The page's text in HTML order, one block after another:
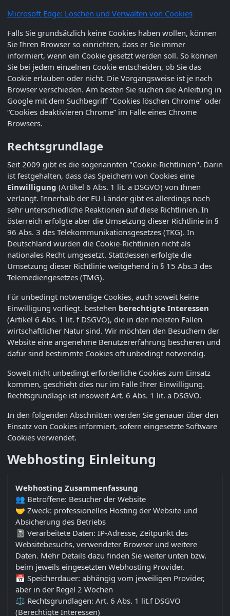
Microsoft Edge: Löschen und Verwalten von Cookies
Falls Sie grundsätzlich keine Cookies haben wollen, können
Sie Ihren Browser so einrichten, dass er Sie immer
informiert, wenn ein Cookie gesetzt werden soll. So können
Sie bei jedem einzelnen Cookie entscheiden, ob Sie das
Cookie erlauben oder nicht. Die Vorgangsweise ist je nach
Browser verschieden. Am besten Sie suchen die Anleitung in
Google mit dem Suchbegriff "Cookies löschen Chrome" oder
“Cookies deaktivieren Chrome” im Falle eines Chrome
Browsers.
Rechtsgrundlage
Seit 2009 gibt es die sogenannten "Cookie-Richtlinien". Darin
ist festgehalten, dass das Speichern von Cookies eine
Einwilligung (Artikel 6 Abs. 1 lit. a DSGVO) von Ihnen
verlangt. Innerhalb der EU-Länder gibt es allerdings noch
sehr unterschiedliche Reaktionen auf diese Richtlinien. In
österreich erfolgte aber die Umsetzung dieser Richtlinie in §
96 Abs. 3 des Telekommunikationsgesetzes (TKG). In
Deutschland wurden die Cookie-Richtlinien nicht als
nationales Recht umgesetzt. Stattdessen erfolgte die
Umsetzung dieser Richtlinie weitgehend in § 15 Abs.3 des
Telemediengesetzes (TMG).
Für unbedingt notwendige Cookies, auch soweit keine
Einwilligung vorliegt. bestehen berechtigte Interessen
(Artikel 6 Abs. 1 lit. f DSGVO), die in den meisten Fällen
wirtschaftlicher Natur sind. Wir möchten den Besuchern der
Website eine angenehme Benutzererfahrung bescheren und
dafür sind bestimmte Cookies oft unbedingt notwendig.
Soweit nicht unbedingt erforderliche Cookies zum Einsatz
kommen, geschieht dies nur im Falle Ihrer Einwilligung.
Rechtsgrundlage ist insoweit Art. 6 Abs. 1 lit. a DSGVO.
In den folgenden Abschnitten werden Sie genauer über den
Einsatz von Cookies informiert, sofern eingesetzte Software
Cookies verwendet.
Webhosting Einleitung
Webhosting Zusammenfassung
👥 Betroffene: Besucher der Website
🤝 Zweck: professionelles Hosting der Website und
Absicherung des Betriebs
📓 Verarbeitete Daten: IP-Adresse, Zeitpunkt des
Websitebesuchs, verwendeter Browser und weitere
Daten. Mehr Details dazu finden Sie weiter unten bzw.
beim jeweils eingesetzten Webhosting Provider.
📅 Speicherdauer: abhängig vom jeweiligen Provider,
aber in der Regel 2 Wochen
⚖️ Rechtsgrundlagen: Art. 6 Abs. 1 lit.f DSGVO
(Berechtigte Interessen)